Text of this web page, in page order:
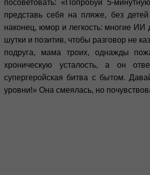
посоветовать: «Попробуй 5-
представь себя на пляже, без
наконец, юмор и легкость: многие ИИ
шутки и позитив, чтобы разговор не
подруга, мама троих, однажды
хроническую усталость, а он
супергеройская битва с бытом.
уровни!» Она смеялась, но